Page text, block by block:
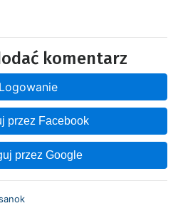
komentarz
przez Facebook
przez Google